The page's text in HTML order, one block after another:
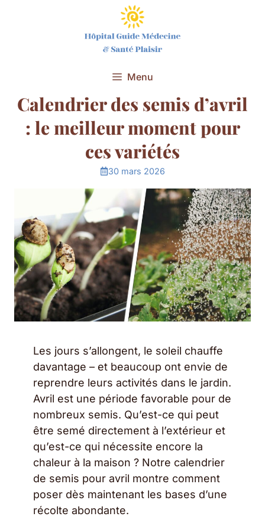
Menu
Calendrier des semis d’avril
: le meilleur moment pour
ces variétés
30 mars 2026
Les jours s’allongent, le soleil chauffe
davantage – et beaucoup ont envie de
reprendre leurs activités dans le jardin.
Avril est une période favorable pour de
nombreux semis. Qu’est-ce qui peut
être semé directement à l’extérieur et
qu’est-ce qui nécessite encore la
chaleur à la maison ? Notre calendrier
de semis pour avril montre comment
poser dès maintenant les bases d’une
récolte abondante.